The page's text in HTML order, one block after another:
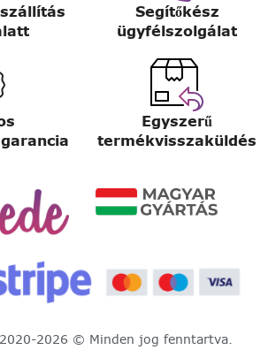
Segítőkész
ügyfélszolgálat
Egyszerű
termékvisszaküldés
2020-2026 © Minden jog fenntartva.